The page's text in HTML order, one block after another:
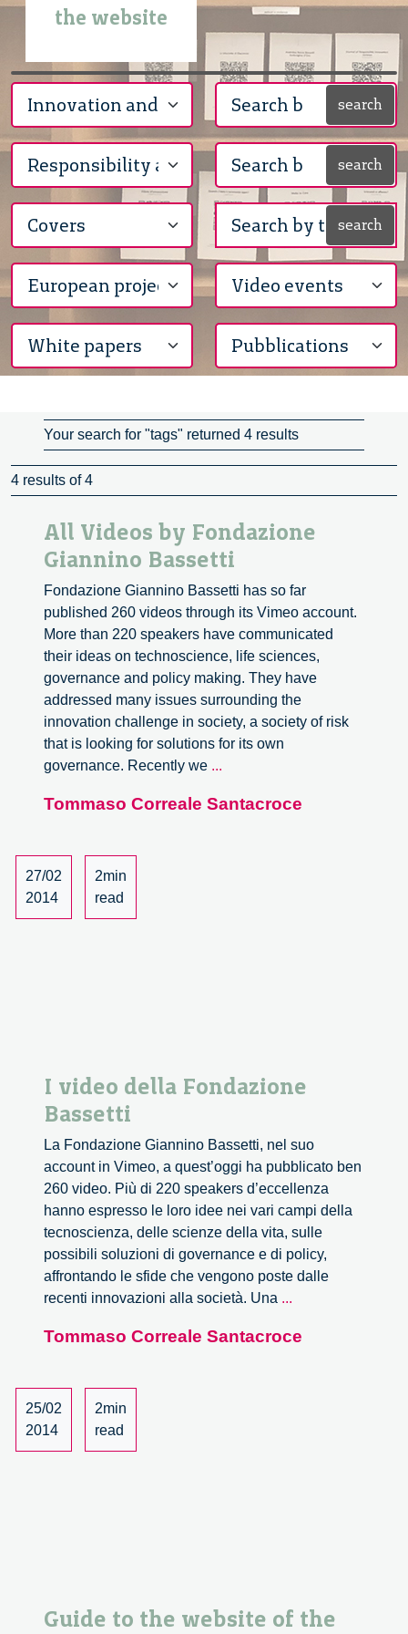
the website
search
search
search
Your search for "tags" returned 4 results
4 results of 4
All Videos by Fondazione
Giannino Bassetti
Fondazione Giannino Bassetti has so far
published 260 videos through its Vimeo account.
More than 220 speakers have communicated
their ideas on technoscience, life sciences,
governance and policy making. They have
addressed many issues surrounding the
innovation challenge in society, a society of risk
that is looking for solutions for its own
governance. Recently we ...
by
Tommaso Correale Santacroce
27/02
2014
2min
read
I video della Fondazione
Bassetti
La Fondazione Giannino Bassetti, nel suo
account in Vimeo, a quest’oggi ha pubblicato ben
260 video. Più di 220 speakers d’eccellenza
hanno espresso le loro idee nei vari campi della
tecnoscienza, delle scienze della vita, sulle
possibili soluzioni di governance e di policy,
affrontando le sfide che vengono poste dalle
recenti innovazioni alla società. Una ...
della
Tommaso Correale Santacroce
25/02
2014
2min
read
Guide to the website of the